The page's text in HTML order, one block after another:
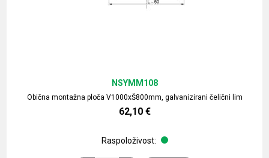
Obična montažna ploča V1000xŠ800mm, galvanizirani čelični lim
NSYMM108
62,10 €
Raspoloživost: